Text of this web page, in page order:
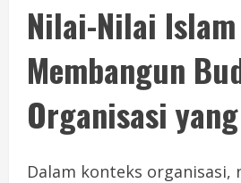
Nilai-Nilai
Membangun
Organisasi
Dalam konteks organisasi,